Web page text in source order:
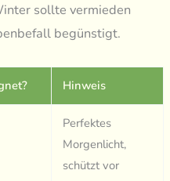
sollte vermieden
begünstigt.
Hinweis
Perfektes
Morgenlicht,
schützt vor